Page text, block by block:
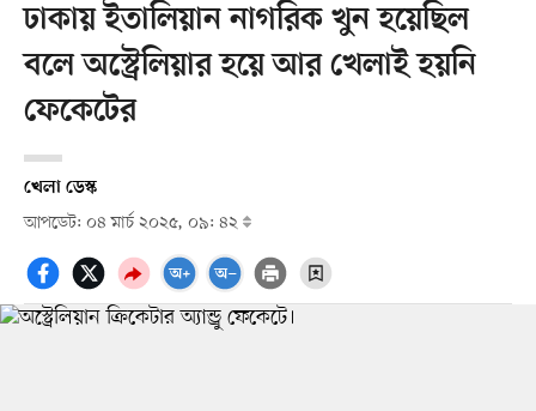
ঢাকায় ইতালিয়ান নাগরিক খুন হয়েছিল
বলে অস্ট্রেলিয়ার হয়ে আর খেলাই হয়নি
ফেকেটের
খেলা ডেস্ক
আপডেট: ০৪ মার্চ ২০২৫, ০৯: ৪২